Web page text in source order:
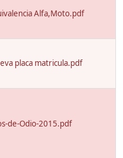
Alfa,Moto.pdf
placa matricula.pdf
de-Odio-2015.pdf